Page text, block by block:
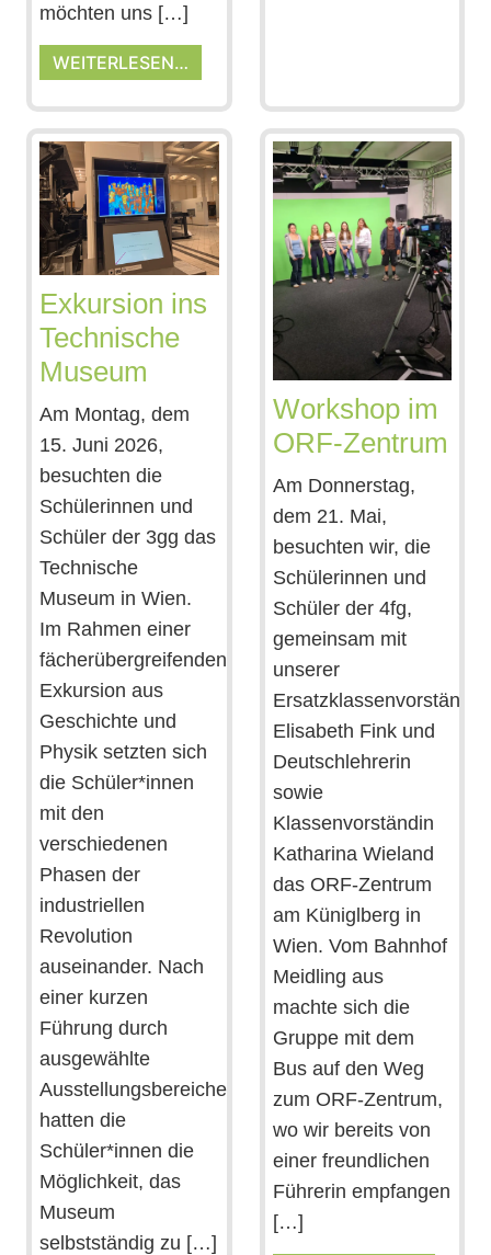
möchten uns […]
WEITERLESEN…
Exkursion ins
Technische
Museum
Am Montag, dem
15. Juni 2026,
besuchten die
Schülerinnen und
Schüler der 3gg das
Technische
Museum in Wien.
Im Rahmen einer
fächerübergreifenden
Exkursion aus
Geschichte und
Physik setzten sich
die Schüler*innen
mit den
verschiedenen
Phasen der
industriellen
Revolution
auseinander. Nach
einer kurzen
Führung durch
ausgewählte
Ausstellungsbereiche
hatten die
Schüler*innen die
Möglichkeit, das
Museum
selbstständig zu […]
Workshop im
ORF-Zentrum
Am Donnerstag,
dem 21. Mai,
besuchten wir, die
Schülerinnen und
Schüler der 4fg,
gemeinsam mit
unserer
Ersatzklassenvorständin
Elisabeth Fink und
Deutschlehrerin
sowie
Klassenvorständin
Katharina Wieland
das ORF-Zentrum
am Küniglberg in
Wien. Vom Bahnhof
Meidling aus
machte sich die
Gruppe mit dem
Bus auf den Weg
zum ORF-Zentrum,
wo wir bereits von
einer freundlichen
Führerin empfangen
[…]